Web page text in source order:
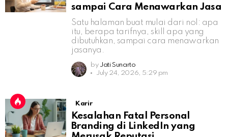
sampai Cara Menawarkan Jasa
Satu halaman buat mulai dari nol: apa
itu, berapa tarifnya, skill apa yang
dibutuhkan, sampai cara menawarkan
jasanya.
by Jati Sunarto
July 24, 2026, 5:29 pm
Karir
Kesalahan Fatal Personal
Branding di LinkedIn yang